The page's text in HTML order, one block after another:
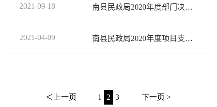
2021-09-18 南县民政局2020年度部门决算公开
2021-04-09 南县民政局2020年度项目支出绩效评价报告
＜上一页 1 2 3 下一页 >